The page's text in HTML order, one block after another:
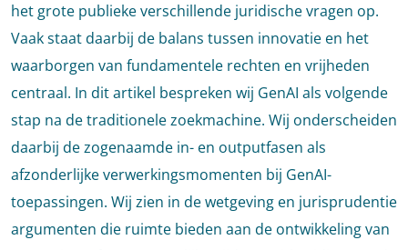
het grote publieke verschillende juridische vragen op.
Vaak staat daarbij de balans tussen innovatie en het
waarborgen van fundamentele rechten en vrijheden
centraal. In dit artikel bespreken wij GenAI als volgende
stap na de traditionele zoekmachine. Wij onderscheiden
daarbij de zogenaamde in- en outputfasen als
afzonderlijke verwerkingsmomenten bij GenAI-
toepassingen. Wij zien in de wetgeving en jurisprudentie
argumenten die ruimte bieden aan de ontwikkeling van